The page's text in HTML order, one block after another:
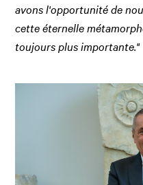
avons l'opportunité de
cette éternelle
toujours plus importante."